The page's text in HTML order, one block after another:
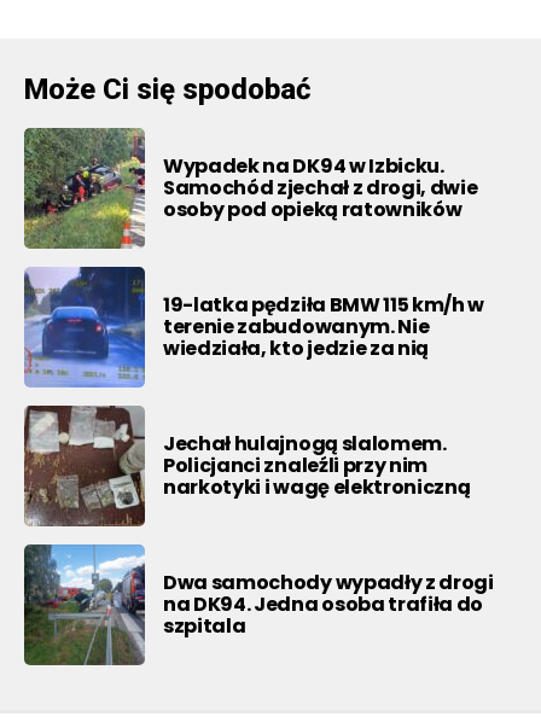
Może Ci się spodobać
Wypadek na DK94 w Izbicku.
Samochód zjechał z drogi, dwie
osoby pod opieką ratowników
19-latka pędziła BMW 115 km/h w
terenie zabudowanym. Nie
wiedziała, kto jedzie za nią
Jechał hulajnogą slalomem.
Policjanci znaleźli przy nim
narkotyki i wagę elektroniczną
Dwa samochody wypadły z drogi
na DK94. Jedna osoba trafiła do
szpitala